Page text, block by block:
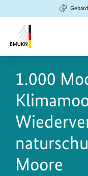
Hauptinhalt
springen
Suche
springen
Hauptnavigation
springen
Umwelt,
Naturschutz
und
nukleare
Sicherheit
1.000
Moore